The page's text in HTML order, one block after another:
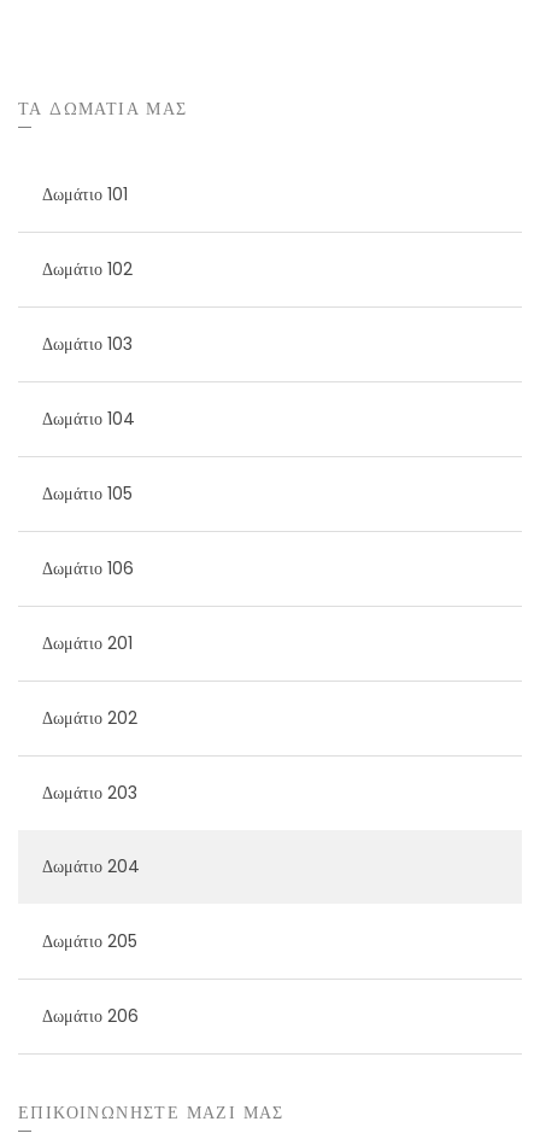
ΤΑ ΔΩΜΑΤΙΑ ΜΑΣ
Δωμάτιο 101
Δωμάτιο 102
Δωμάτιο 103
Δωμάτιο 104
Δωμάτιο 105
Δωμάτιο 106
Δωμάτιο 201
Δωμάτιο 202
Δωμάτιο 203
Δωμάτιο 204
Δωμάτιο 205
Δωμάτιο 206
ΕΠΙΚΟΙΝΩΝΉΣΤΕ ΜΑΖΊ ΜΑΣ